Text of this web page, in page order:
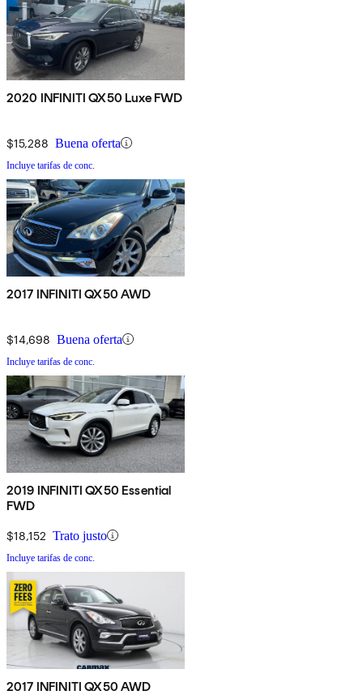
2020 INFINITI QX50 Luxe FWD
$15,288 Buena oferta
Incluye tarifas de conc.
2017 INFINITI QX50 AWD
$14,698 Buena oferta
Incluye tarifas de conc.
2019 INFINITI QX50 Essential
FWD
$18,152 Trato justo
Incluye tarifas de conc.
2017 INFINITI QX50 AWD